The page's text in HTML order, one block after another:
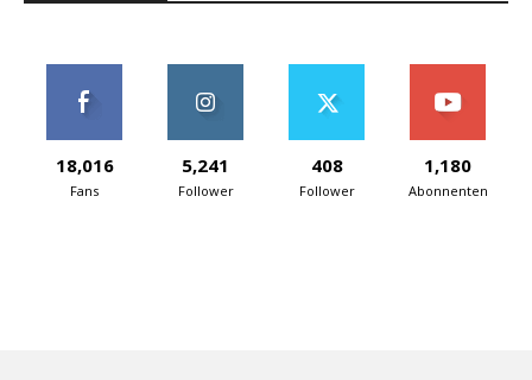
18,016
Fans
5,241
Follower
408
Follower
1,180
Abonnenten